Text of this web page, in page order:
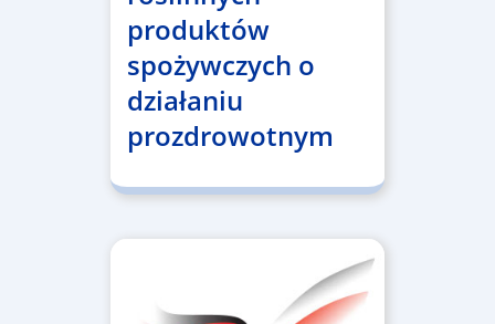
produktów
spożywczych o
działaniu
prozdrowotnym